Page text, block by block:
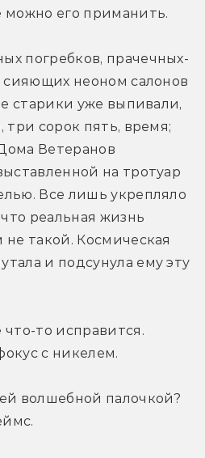
его приманить.
погребков, прачечных-
сияющих неоном салонов
старики уже выпивали,
три сорок пять, время;
Ветеранов
на тротуар
Все лишь укрепляло
реальная жизнь
такой. Космическая
и подсунула ему эту
то исправится.
с никелем.
волшебной палочкой?